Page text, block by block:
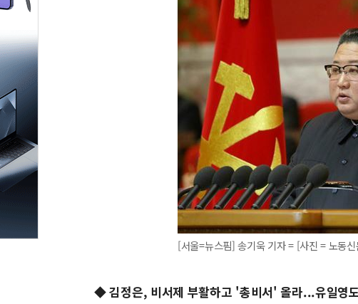
[서울=뉴스핌] 송기욱 기자 = [사진 = 노
◆ 김정은, 비서제 부활하고 '총비서' 올라...유일영